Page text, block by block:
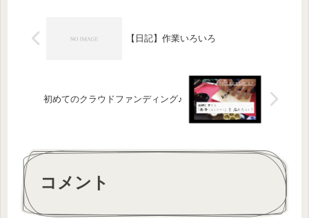
【日記】作業いろいろ
初めてのクラウドファンディング♪
コメント